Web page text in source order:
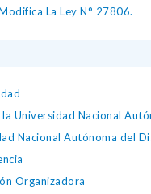
La Ley N° 27806.
Universidad Nacional
Nacional Autónoma del
Organizadora